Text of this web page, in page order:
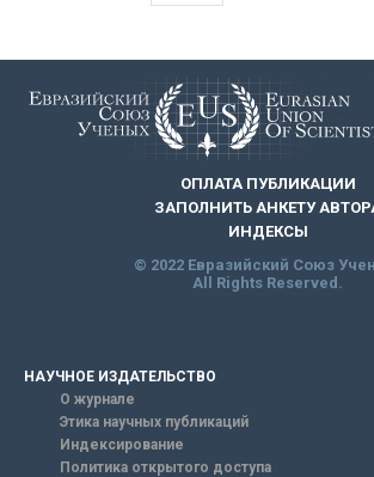
ОПЛАТА ПУБЛИКАЦИИ
ЗАПОЛНИТЬ АНКЕТУ
ИНДЕКСЫ
© 2022 Евразийский Союз
All Rights Reserved.
НАУЧНОЕ ИЗДАТЕЛЬСТВО
О журнале
Этика научных публикаций
Индексирование
Политика открытого доступа